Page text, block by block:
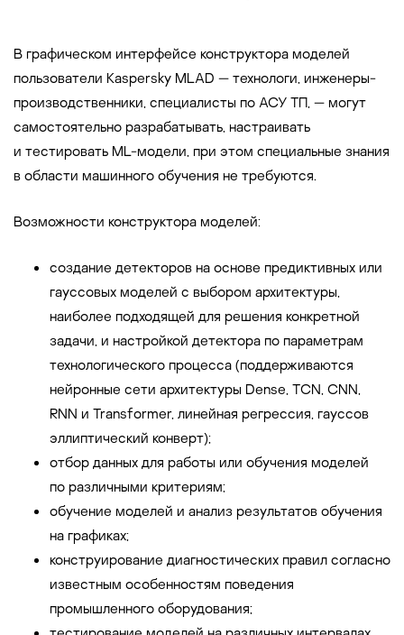
В графическом интерфейсе конструктора моделей
пользователи Kaspersky MLAD — технологи, инженеры-
производственники, специалисты по АСУ ТП, — могут
самостоятельно разрабатывать, настраивать
и тестировать ML-модели, при этом специальные знания
в области машинного обучения не требуются.
Возможности конструктора моделей:
создание детекторов на основе предиктивных или
гауссовых моделей с выбором архитектуры,
наиболее подходящей для решения конкретной
задачи, и настройкой детектора по параметрам
технологического процесса (поддерживаются
нейронные сети архитектуры Dense, TCN, CNN,
RNN и Transformer, линейная регрессия, гауссов
эллиптический конверт);
отбор данных для работы или обучения моделей
по различными критериям;
обучение моделей и анализ результатов обучения
на графиках;
конструирование диагностических правил согласно
известным особенностям поведения
промышленного оборудования;